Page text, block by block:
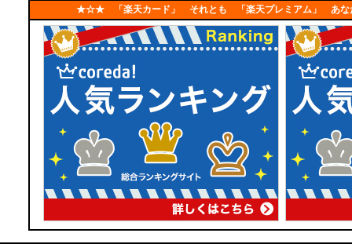
★☆★ 「楽天カード」 それとも 「楽天プレミアム」 あ